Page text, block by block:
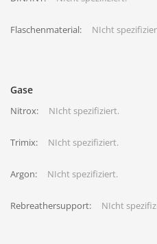
Flaschenmaterial: NIcht
Gase
Nitrox: NIcht spezifiziert.
Trimix: NIcht spezifiziert.
Argon: NIcht spezifiziert.
Rebreathersupport: NIcht